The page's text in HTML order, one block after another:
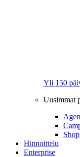
Yli 150
Uusimmat
Hinnoittelu
Enterprise